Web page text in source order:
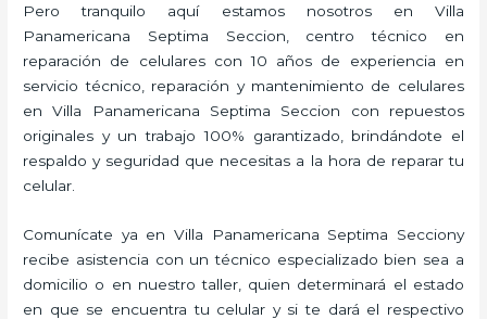
Pero tranquilo aquí estamos nosotros en Villa
Panamericana Septima Seccion, centro técnico en
reparación de celulares con 10 años de experiencia en
servicio técnico, reparación y mantenimiento de celulares
en Villa Panamericana Septima Seccion con repuestos
originales y un trabajo 100% garantizado, brindándote el
respaldo y seguridad que necesitas a la hora de reparar tu
celular.
Comunícate ya en Villa Panamericana Septima Secciony
recibe asistencia con un técnico especializado bien sea a
domicilio o en nuestro taller, quien determinará el estado
en que se encuentra tu celular y si te dará el respectivo